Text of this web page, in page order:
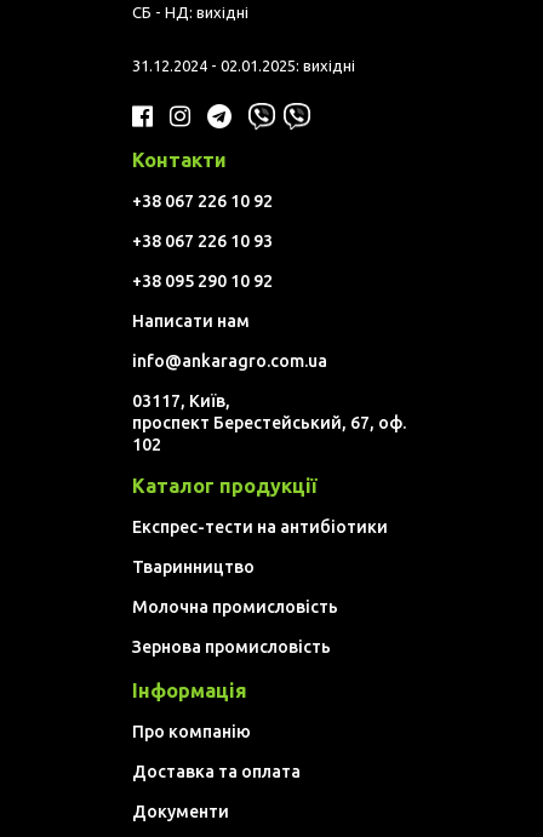
СБ - НД: вихідні
31.12.2024 - 02.01.2025: вихідні
Контакти
+38 067 226 10 92
+38 067 226 10 93
+38 095 290 10 92
Написати нам
info@ankaragro.com.ua
03117, Київ,
проспект Берестейський, 67, оф.
102
Каталог продукції
Експрес-тести на антибіотики
Тваринництво
Молочна промисловість
Зернова промисловість
Інформація
Про компанію
Доставка та оплата
Документи